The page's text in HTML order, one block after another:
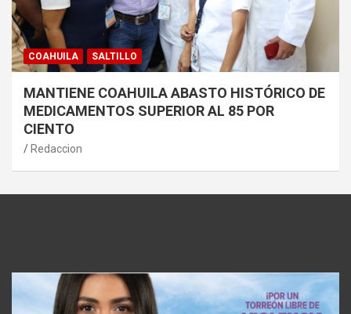
COAHUILA SALTILLO
MANTIENE COAHUILA ABASTO HISTÓRICO DE
MEDICAMENTOS SUPERIOR AL 85 POR
CIENTO
Redaccion